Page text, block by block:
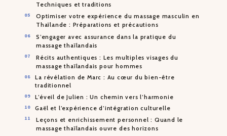
Techniques et traditions
Optimiser votre expérience du massage masculin en
Thaïlande : Préparations et précautions
S’engager avec assurance dans la pratique du
massage thaïlandais
Récits authentiques : Les multiples visages du
massage thaïlandais pour hommes
La révélation de Marc : Au cœur du bien-être
traditionnel
L’éveil de Julien : Un chemin vers l’harmonie
Gaël et l’expérience d’intégration culturelle
Leçons et enrichissement personnel : Quand le
massage thaïlandais ouvre des horizons